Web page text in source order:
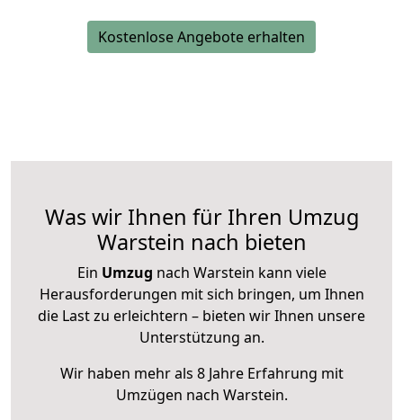
Kostenlose Angebote erhalten
Was wir Ihnen für Ihren Umzug
Warstein nach bieten
Ein Umzug nach Warstein kann viele
Herausforderungen mit sich bringen, um Ihnen
die Last zu erleichtern – bieten wir Ihnen unsere
Unterstützung an.
Wir haben mehr als 8 Jahre Erfahrung mit
Umzügen nach Warstein.